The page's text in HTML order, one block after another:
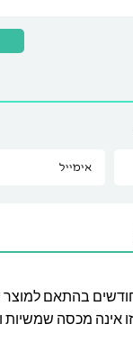
לה גן מעניקה אחריות בין 12 – 36
מכסה שמשיות